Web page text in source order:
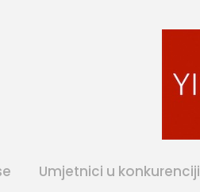
Umjetnici u konkurenciji